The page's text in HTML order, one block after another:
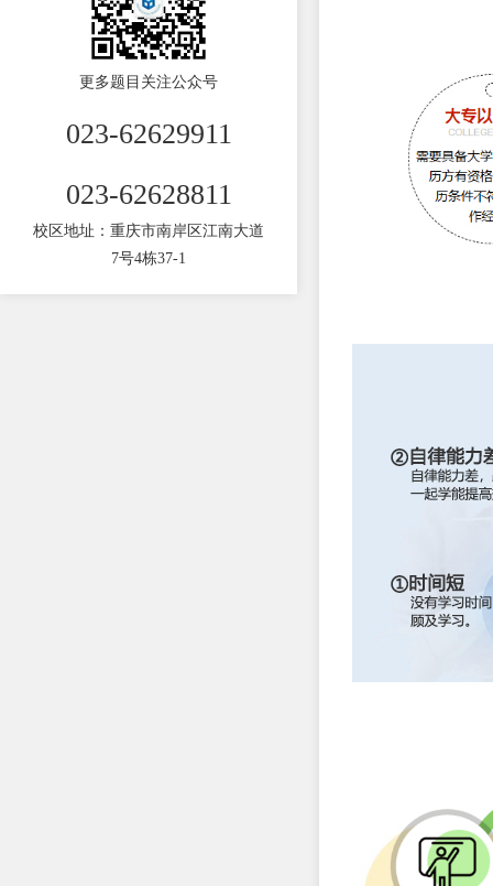
更多题目关注公众号
023-62629911
023-62628811
校区地址：重庆市南岸区江南大道
7号4栋37-1